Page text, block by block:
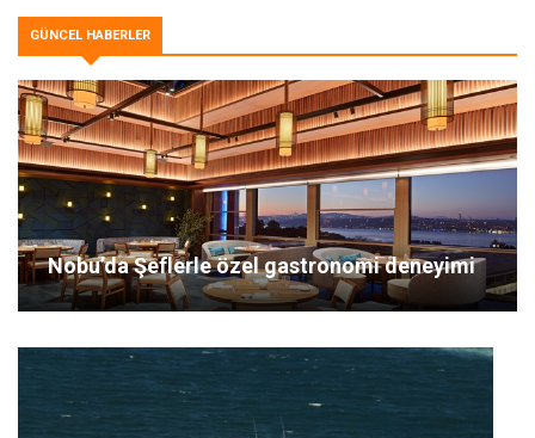
GÜNCEL HABERLER
Nobu’da Şeflerle özel gastronomi deneyimi